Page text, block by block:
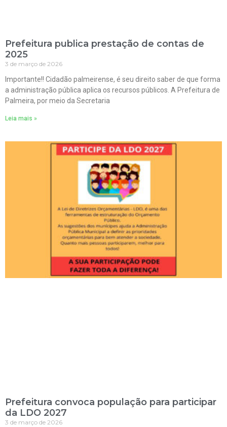
Prefeitura publica prestação de contas de
2025
3 de março de 2026
Importante!! Cidadão palmeirense, é seu direito saber de que forma
a administração pública aplica os recursos públicos. A Prefeitura de
Palmeira, por meio da Secretaria
Leia mais »
Prefeitura convoca população para participar
da LDO 2027
3 de março de 2026